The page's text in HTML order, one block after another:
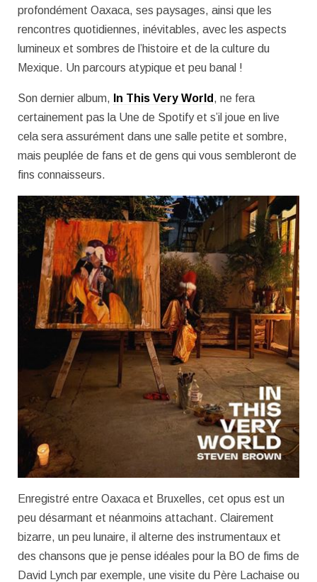
profondément Oaxaca, ses paysages, ainsi que les
rencontres quotidiennes, inévitables, avec les aspects
lumineux et sombres de l’histoire et de la culture du
Mexique. Un parcours atypique et peu banal !
Son dernier album, In This Very World , ne fera
certainement pas la Une de Spotify et s’il joue en live
cela sera assurément dans une salle petite et sombre,
mais peuplée de fans et de gens qui vous sembleront de
fins connaisseurs.
Enregistré entre Oaxaca et Bruxelles, cet opus est un
peu désarmant et néanmoins attachant. Clairement
bizarre, un peu lunaire, il alterne des instrumentaux et
des chansons que je pense idéales pour la BO de fims de
David Lynch par exemple, une visite du Père Lachaise ou